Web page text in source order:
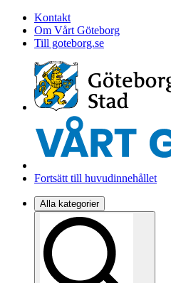
Kontakt
Om Vårt Göteborg
Till goteborg.se
Fortsätt till huvudinnehållet
Alla kategorier